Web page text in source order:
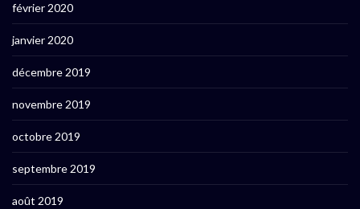
février 2020
janvier 2020
décembre 2019
novembre 2019
octobre 2019
septembre 2019
août 2019